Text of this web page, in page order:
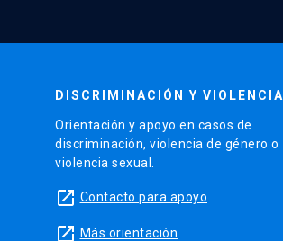
DISCRIMINACIÓN Y VIOLENCIA
Orientación y apoyo en casos de
discriminación, violencia de género o
violencia sexual.
launch Contacto para apoyo
launch Más orientación